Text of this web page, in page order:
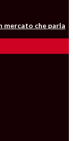
mercato che parla